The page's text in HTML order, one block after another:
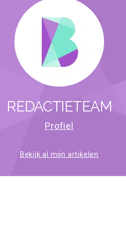
REDACTIETEAM
Profiel
Bekijk al mijn artikelen